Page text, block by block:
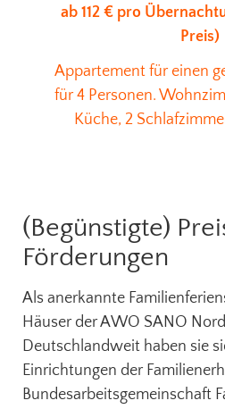
ab 112 € pro
Preis)
Appartement für einen
für 4 Personen.
Küche, 2
(Begünstigte)
Förderungen
Als anerkannte
Häuser der AWO SANO
Deutschlandweit haben sie
Einrichtungen der
Bundesarbeitsgemeinschaft